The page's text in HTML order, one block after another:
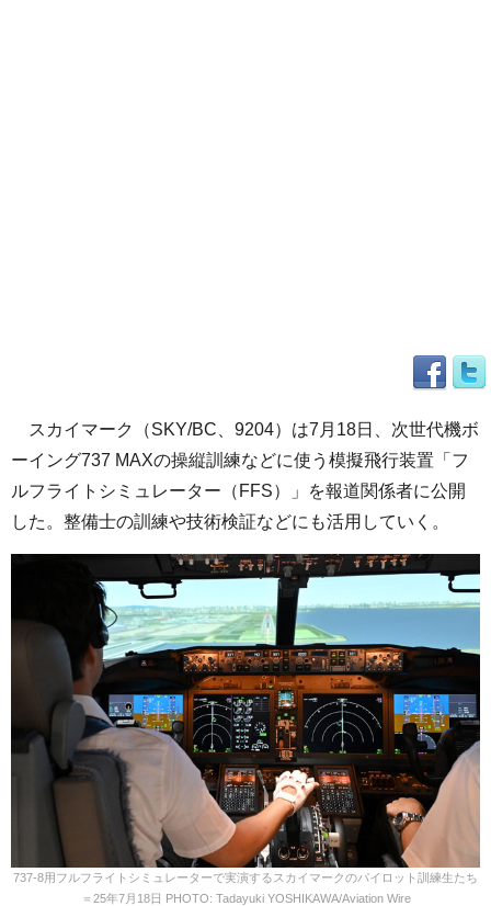
スカイマーク（SKY/BC、9204）は7月18日、次世代機ボ
ーイング737 MAXの操縦訓練などに使う模擬飛行装置「フ
ルフライトシミュレーター（FFS）」を報道関係者に公開
した。整備士の訓練や技術検証などにも活用していく。
737-8用フルフライトシミュレーターで実演するスカイマークのパイロット訓練生たち
＝25年7月18日 PHOTO: Tadayuki YOSHIKAWA/Aviation Wire